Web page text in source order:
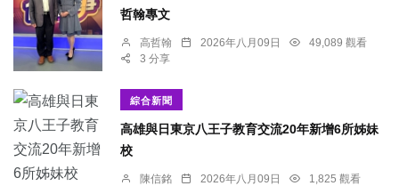
哲翰專文
高哲翰 2026年八月09日
49,089 觀看
3 分享
綜合新聞
高雄與日東京八王子教育交流20年新增6所姊妹
校
陳信銘 2026年八月09日
1,825 觀看